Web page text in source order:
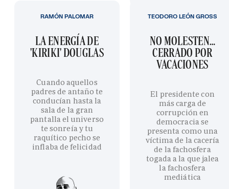
LA ENERGÍA DE
'KIRIKI' DOUGLAS
Cuando aquellos
padres de antaño te
conducían hasta la
sala de la gran
pantalla el universo
te sonreía y tu
raquítico pecho se
inflaba de felicidad
RAMÓN PALOMAR
NO MOLESTEN…
CERRADO POR
VACACIONES
El presidente con
más carga de
corrupción en
democracia se
presenta como una
víctima de la cacería
de la fachosfera
togada a la que jalea
la fachosfera
mediática
TEODORO LEÓN GROSS